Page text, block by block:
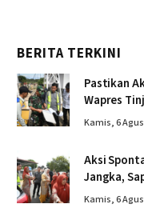
BERITA TERKINI
Pastikan
Wapres
Kendawi
Kamis, 6
Aksi
Jangka,
Sekolah
Kamis, 6